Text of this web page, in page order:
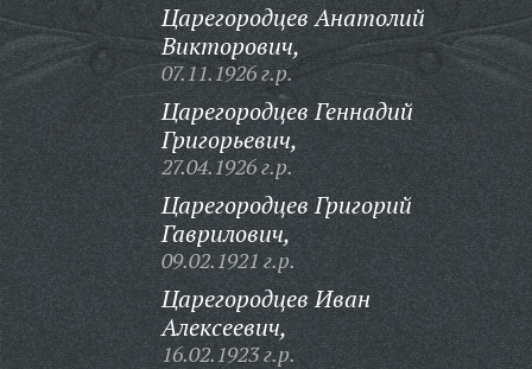
Царегородцев Анатолий
Викторович,
07.11.1926 г.р.
Царегородцев Геннадий
Григорьевич,
27.04.1926 г.р.
Царегородцев Григорий
Гаврилович,
09.02.1921 г.р.
Царегородцев Иван
Алексеевич,
16.02.1923 г.р.